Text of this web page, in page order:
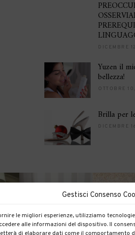
Gestisci Consenso
le migliori esperienze, utilizziamo
alle informazioni del dispositivo. Il
DICEMBRE
Yuzen il
bellezza!
OTTOBRE
Brilla per
DICEMBRE